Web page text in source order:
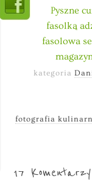
Pyszne
fasolką
fasolowa
kategoria
fotografia
17 Komentarzy